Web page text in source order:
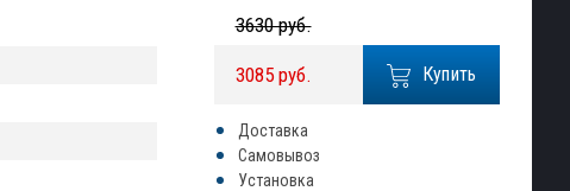
Купить
3630 руб.
3085 руб.
Доставка
Самовывоз
Установка